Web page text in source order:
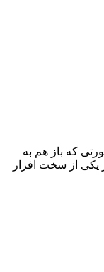
که باز هم به
از سخت افزار